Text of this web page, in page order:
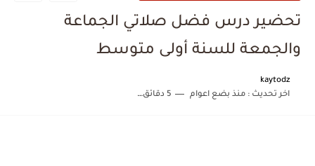
تحضير درس فضل صلاتي الجماعة
والجمعة للسنة أولى متوسط
kaytodz
اخر تحديث :منذ بضع اعوام 5 دقائق للقراءة